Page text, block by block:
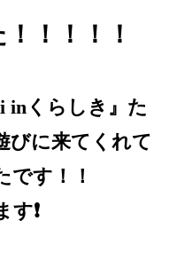
！！！！
inくらしき』た
びに来てくれて
です！！
❗️